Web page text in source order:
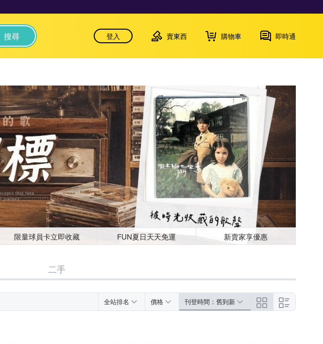
搜尋 登入 賣東西 購物車 即時通
限量球員卡立即收藏 FUN夏日天天免運 新賣家享優惠
二手
全站排名 價格 刊登時間：舊到新